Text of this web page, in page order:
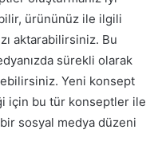
ürününüz ile ilgili
aktarabilirsiniz. Bu
sürekli olarak
Yeni konsept
için bu tür konseptler ile
sosyal medya düzeni